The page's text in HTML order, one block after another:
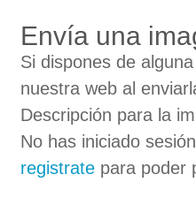
Envía una
Si dispones de
nuestra web al
Descripción para la
No has iniciado
registrate para poder